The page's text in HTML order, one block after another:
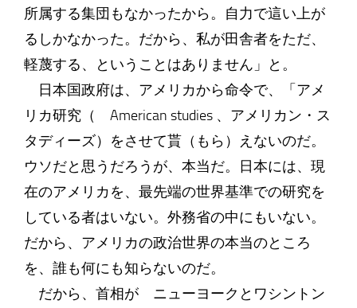
所属する集団もなかったから。自力で這い上が
るしかなかった。だから、私が田舎者をただ、
軽蔑する、ということはありません」と。
日本国政府は、アメリカから命令で、「アメ
リカ研究（ American studies 、アメリカン・ス
タディーズ）をさせて貰（もら）えないのだ。
ウソだと思うだろうが、本当だ。日本には、現
在のアメリカを、最先端の世界基準での研究を
している者はいない。外務省の中にもいない。
だから、アメリカの政治世界の本当のところ
を、誰も何にも知らないのだ。
だから、首相が ニューヨークとワシントン